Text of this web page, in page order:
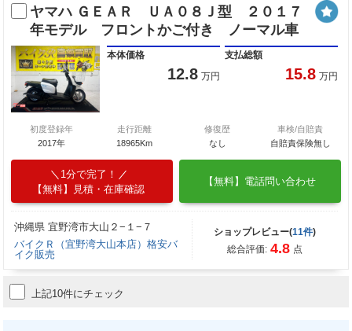
ヤマハ ＧＥＡＲ ＵＡ０８Ｊ型 ２０１７
年モデル フロントかご付き ノーマル車
本体価格
12.8 万円
支払総額
15.8 万円
初度登録年
2017年
走行距離
18965Km
修復歴
なし
車検/自賠責
自賠責保険無し
1分で完了！
【無料】見積・在庫確認
【無料】電話問い合わせ
沖縄県 宜野湾市大山２−１−７
バイクＲ（宜野湾大山本店）格安バ
イク販売
ショップレビュー(11件)
総合評価: 4.8 点
上記10件にチェック